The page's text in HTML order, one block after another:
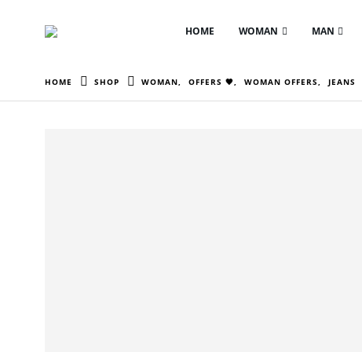
HOME WOMAN MAN
HOME SHOP WOMAN, OFFERS 🖤, WOMAN OFFERS, JEANS